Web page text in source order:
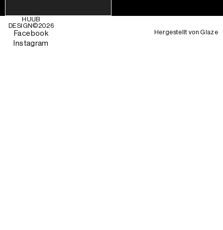
HUUB
DESIGN©2026
Facebook
Instagram
Hergestellt vonGlaze